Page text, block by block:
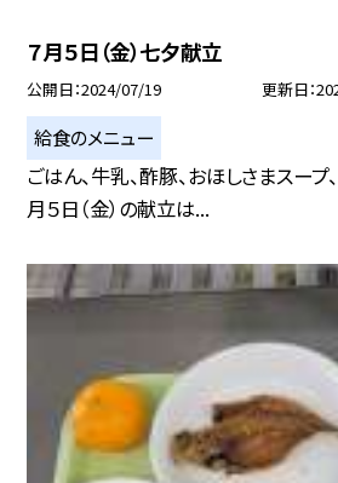
７月５日（金）七夕献立
公開日 2024/07/19 更新日
給食のメニュー
ごはん、牛乳、酢豚、おほしさまスープ
月５日（金）の献立は...